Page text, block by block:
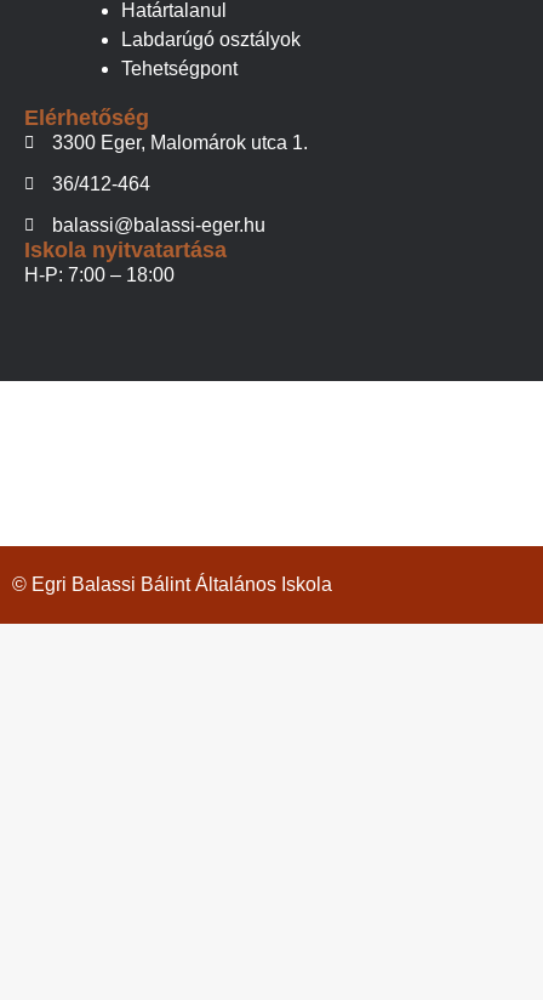
Határtalanul
Labdarúgó osztályok
Tehetségpont
Elérhetőség
3300 Eger, Malomárok utca 1.
36/412-464
balassi@balassi-eger.hu
Iskola nyitvatartása
H-P: 7:00 – 18:00
© Egri Balassi Bálint Általános Iskola